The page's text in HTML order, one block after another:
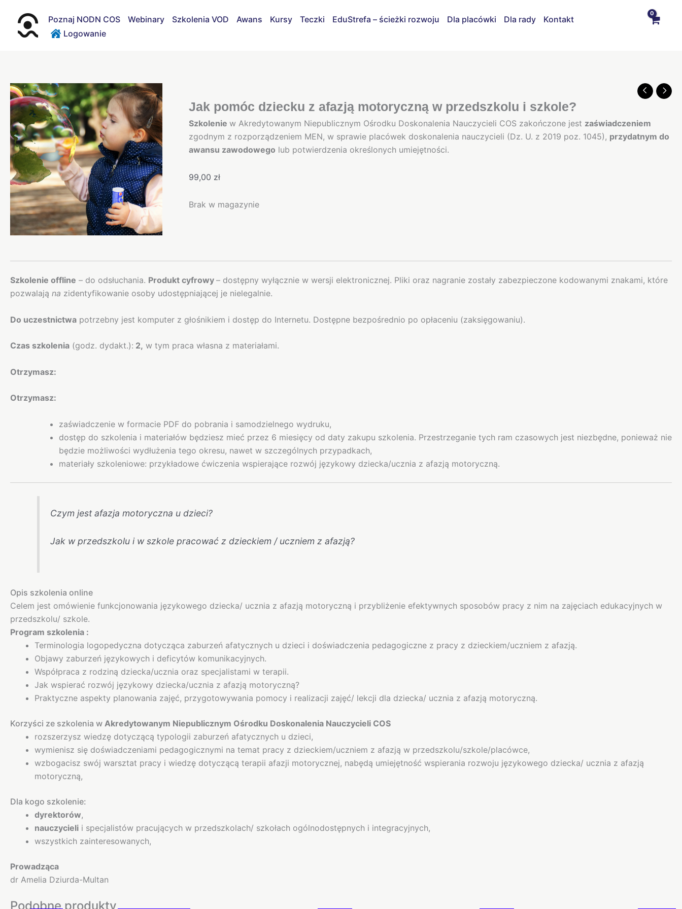
treści
Poznaj NODN COS Webinary Szkolenia VOD Awans Kursy Teczki EduStrefa – ścieżki rozwoju Dla placówki Dla rady
Kontakt
Logowanie
Jak pomóc dziecku z afazją motoryczną w przedszkolu i szkole?
Szkoleniew Akredytowanym Niepublicznym Ośrodku Doskonalenia Nauczycieli COS zakończone jest zaświadczeniem
zgodnym z rozporządzeniem MEN, w sprawie placówek doskonalenia nauczycieli (Dz. U. z 2019 poz. 1045), przydatnym do
awansu zawodowego lub potwierdzenia określonych umiejętności.
99,00 zł
Brak w magazynie
Szkolenie offline – do odsłuchania. Produkt cyfrowy – dostępny wyłącznie w wersji elektronicznej. Pliki oraz nagranie zostały zabezpieczone kodowanymi znakami, które
pozwalają na zidentyfikowanie osoby udostępniającej je nielegalnie.
Do uczestnictwa potrzebny jest komputer z głośnikiem i dostęp do Internetu. Dostępne bezpośrednio po opłaceniu (zaksięgowaniu).
Czas szkolenia (godz. dydakt.): 2, w tym praca własna z materiałami.
Otrzymasz:
Otrzymasz:
zaświadczenie w formacie PDF do pobrania i samodzielnego wydruku,
dostęp do szkolenia i materiałów będziesz mieć przez 6 miesięcy od daty zakupu szkolenia. Przestrzeganie tych ram czasowych jest niezbędne, ponieważ nie
będzie możliwości wydłużenia tego okresu, nawet w szczególnych przypadkach,
materiały szkoleniowe: przykładowe ćwiczenia wspierające rozwój językowy dziecka/ucznia z afazją motoryczną.
Czym jest afazja motoryczna u dzieci?
Jak w przedszkolu i w szkole pracować z dzieckiem / uczniem z afazją?
Opis szkolenia online
Celem jest omówienie funkcjonowania językowego dziecka/ ucznia z afazją motoryczną i przybliżenie efektywnych sposobów pracy z nim na zajęciach edukacyjnych w
przedszkolu/ szkole.
Program szkolenia :
Terminologia logopedyczna dotycząca zaburzeń afatycznych u dzieci i doświadczenia pedagogiczne z pracy z dzieckiem/uczniem z afazją.
Objawy zaburzeń językowych i deficytów komunikacyjnych.
Współpraca z rodziną dziecka/ucznia oraz specjalistami w terapii.
Jak wspierać rozwój językowy dziecka/ucznia z afazją motoryczną?
Praktyczne aspekty planowania zajęć, przygotowywania pomocy i realizacji zajęć/ lekcji dla dziecka/ ucznia z afazją motoryczną.
Korzyści ze szkolenia w Akredytowanym Niepublicznym Ośrodku Doskonalenia Nauczycieli COS
rozszerzysz wiedzę dotyczącą typologii zaburzeń afatycznych u dzieci,
wymienisz się doświadczeniami pedagogicznymi na temat pracy z dzieckiem/uczniem z afazją w przedszkolu/szkole/placówce,
wzbogacisz swój warsztat pracy i wiedzę dotyczącą terapii afazji motorycznej, nabędą umiejętność wspierania rozwoju językowego dziecka/ ucznia z afazją
motoryczną,
Dla kogo szkolenie:
dyrektorów,
nauczycieli i specjalistów pracujących w przedszkolach/ szkołach ogólnodostępnych i integracyjnych,
wszystkich zainteresowanych,
Prowadząca
dr Amelia Dziurda-Multan
Podobne produkty